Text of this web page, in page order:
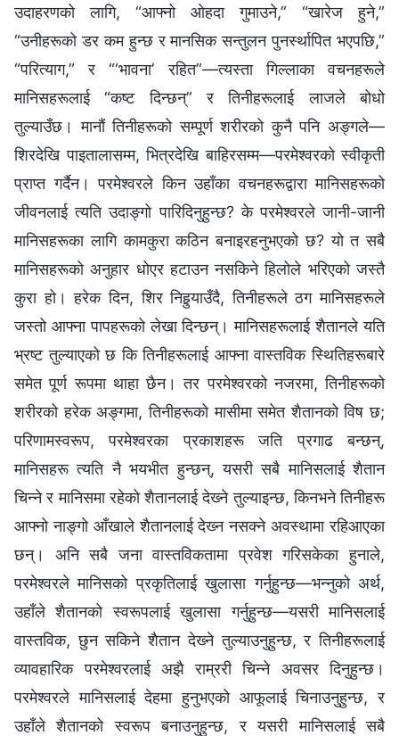
उदाहरणको लागि, “आफ्नो ओहदा गुमाउने,” “खारेज हुने,”
“उनीहरूको डर कम हुन्छ र मानसिक सन्तुलन पुनर्स्थापित भएपछि,”
“परित्याग,” र “‘भावना’ रहित”—त्यस्ता गिल्‍लाका वचनहरूले
मानिसहरूलाई “कष्ट दिन्छन्” र तिनीहरूलाई लाजले बोधो
तुल्याउँछ। मानौं तिनीहरूको सम्पूर्ण शरीरको कुनै पनि अङ्गले—
शिरदेखि पाइतालासम्‍म, भित्रदेखि बाहिरसम्‍म—परमेश्‍वरको स्वीकृती
प्राप्त गर्दैन। परमेश्‍वरले किन उहाँका वचनहरूद्वारा मानिसहरूको
जीवनलाई त्यति उदाङ्गो पारिदिनुहुन्छ? के परमेश्‍वरले जानी-जानी
मानिसहरूका लागि कामकुरा कठिन बनाइरहनुभएको छ? यो त सबै
मानिसहरूको अनुहार धोएर हटाउन नसकिने हिलोले भरिएको जस्तै
कुरा हो। हरेक दिन, शिर निहुर्‍याउँदै, तिनीहरूले ठग मानिसहरूले
जस्तो आफ्‍ना पापहरूको लेखा दिन्छन्। मानिसहरूलाई शैतानले यति
भ्रष्ट तुल्याएको छ कि तिनीहरूलाई आफ्ना वास्तविक स्थितिहरूबारे
समेत पूर्ण रूपमा थाहा छैन। तर परमेश्‍वरको नजरमा, तिनीहरूको
शरीरको हरेक अङ्गमा, तिनीहरूको मासीमा समेत शैतानको विष छ;
परिणामस्वरूप, परमेश्‍वरका प्रकाशहरू जति प्रगाढ बन्छन्,
मानिसहरू त्यति नै भयभीत हुन्छन्, यसरी सबै मानिसलाई शैतान
चिन्‍ने र मानिसमा रहेको शैतानलाई देख्‍ने तुल्याइन्छ, किनभने तिनीहरू
आफ्‍नो नाङ्गो आँखाले शैतानलाई देख्‍न नसक्‍ने अवस्थामा रहिआएका
छन्। अनि सबै जना वास्तविकतामा प्रवेश गरिसकेका हुनाले,
परमेश्‍वरले मानिसको प्रकृतिलाई खुलासा गर्नुहुन्छ—भन्‍नुको अर्थ,
उहाँले शैतानको स्वरूपलाई खुलासा गर्नुहुन्छ—यसरी मानिसलाई
वास्तविक, छुन सकिने शैतान देख्‍ने तुल्याउनुहुन्छ, र तिनीहरूलाई
व्यावहारिक परमेश्‍वरलाई अझै राम्ररी चिन्ने अवसर दिनुहुन्छ।
परमेश्‍वरले मानिसलाई देहमा हुनुभएको आफूलाई चिनाउनुहुन्छ, र
उहाँले शैतानको स्वरूप बनाउनुहुन्छ, र यसरी मानिसलाई सबै